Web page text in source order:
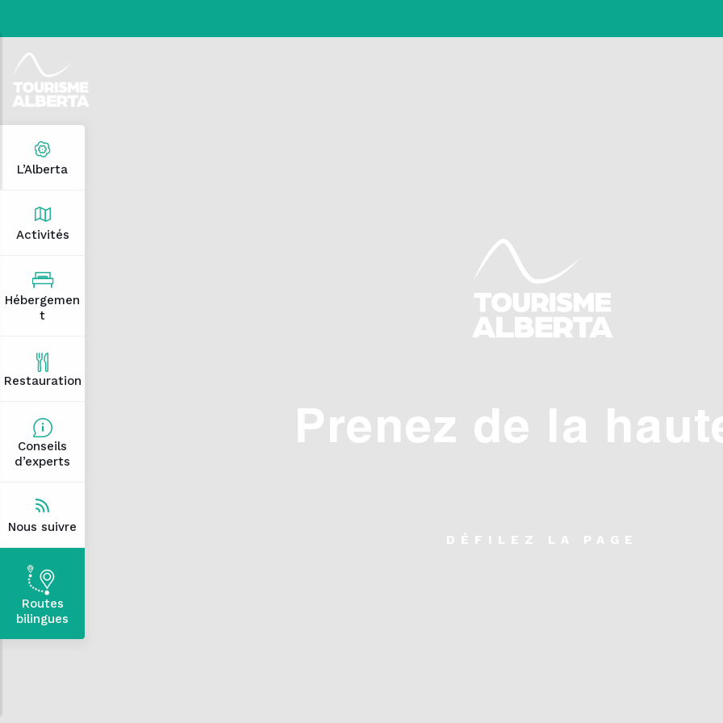
L’Alberta
Activités
Hébergemen
t
Restauration
Conseils
d’experts
Nous suivre
Routes
bilingues
Prenez de la
DÉFILEZ LA PAGE